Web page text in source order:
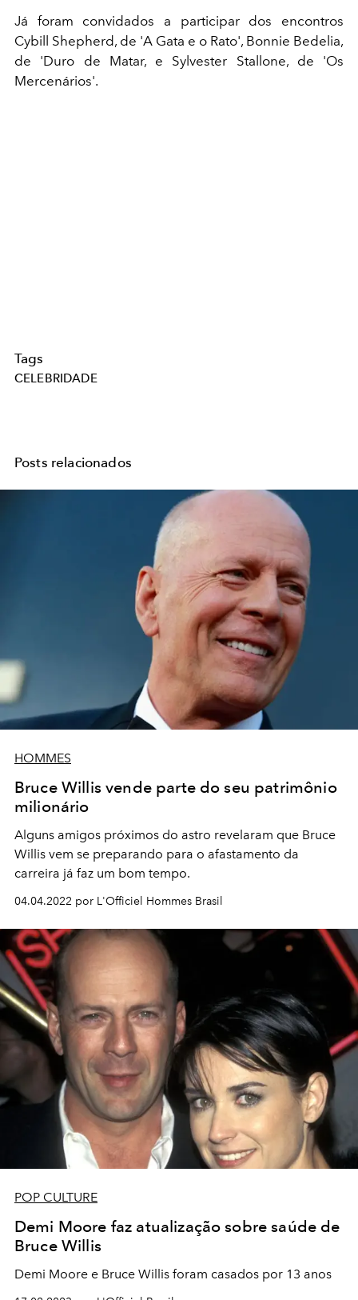
Já foram convidados a participar dos encontros
Cybill Shepherd, de 'A Gata e o Rato', Bonnie Bedelia,
de 'Duro de Matar, e Sylvester Stallone, de 'Os
Mercenários'.
Tags
CELEBRIDADE
Posts relacionados
HOMMES
Bruce Willis vende parte do seu patrimônio
milionário
Alguns amigos próximos do astro revelaram que Bruce
Willis vem se preparando para o afastamento da
carreira já faz um bom tempo.
04.04.2022 por L'Officiel Hommes Brasil
POP CULTURE
Demi Moore faz atualização sobre saúde de
Bruce Willis
Demi Moore e Bruce Willis foram casados por 13 anos